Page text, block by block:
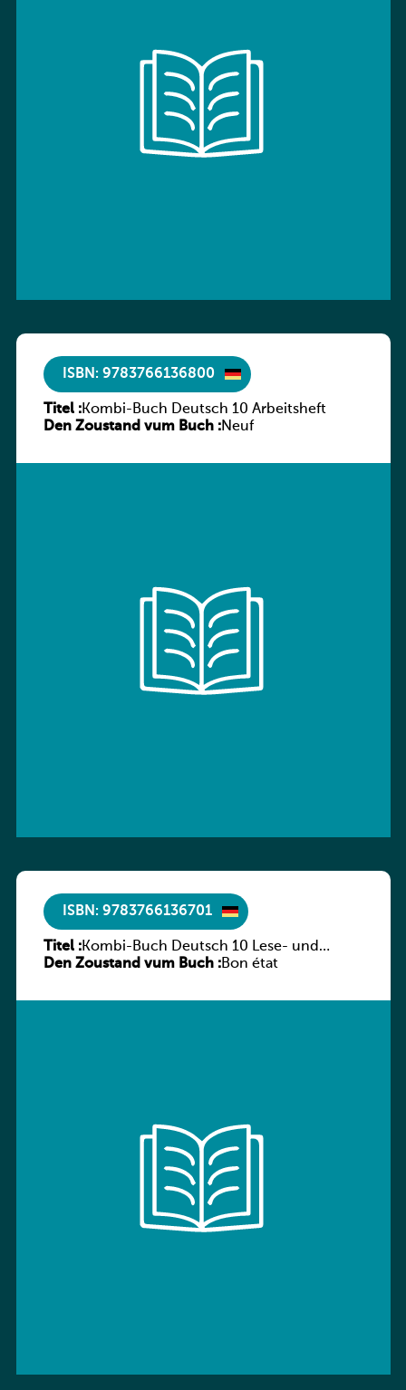
ISBN: 9783766136800
Titel :Kombi-Buch Deutsch 10 Arbeitsheft
Den Zoustand vum Buch :Neuf
ISBN: 9783766136701
Titel :Kombi-Buch Deutsch 10 Lese- und
Sprachbuch
Den Zoustand vum Buch :Bon état